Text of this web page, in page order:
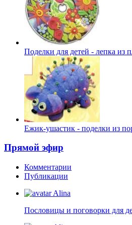
Поделки для детей - лепка из
Ежик-ушастик - поделки из
Прямой эфир
Комментарии
Публикации
Alina
Пословицы и поговорки для